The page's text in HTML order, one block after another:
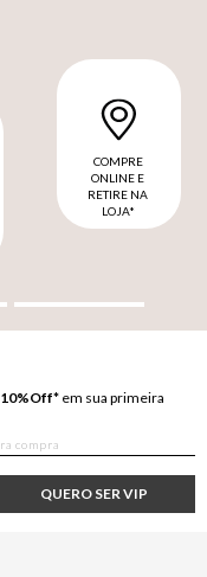
COMPRE
ONLINE E
RETIRE NA
LOJA*
10%Off* em sua primeira
QUERO SER VIP